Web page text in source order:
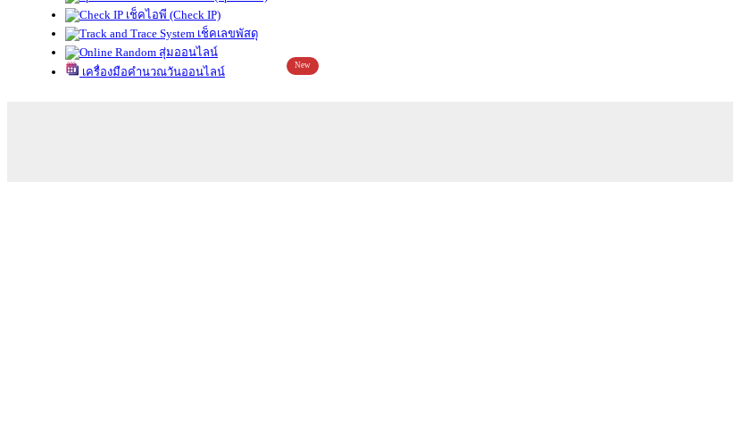
เช็คไอพี (Check IP)
เช็คเลขพัสดุ
สุ่มออนไลน์
เครื่องมือคำนวณวันออนไลน์
New